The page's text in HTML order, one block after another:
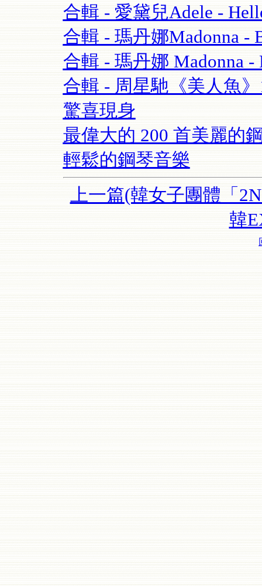
合輯 - 愛黛兒Adele -
合輯 - 瑪丹娜Madonna -
合輯 - 瑪丹娜 Madonna -
合輯 - 周星馳《美人魚
驚喜現身
最偉大的 200 首美麗的
輕鬆的鋼琴音樂
上一篇(韓女子團體「
韓